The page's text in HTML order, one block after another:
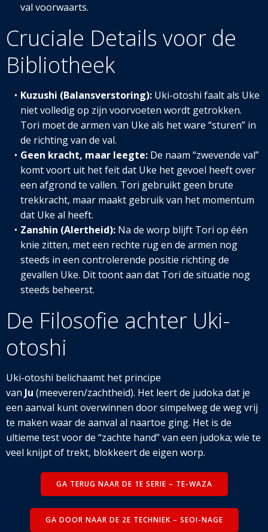
val voorwaarts.
Cruciale Details voor de
Bibliotheek
Kuzushi (Balansverstoring):Uki-otoshi faalt als Uke
niet volledig op zijn voorvoeten wordt getrokken.
Tori moet de armen van Uke als het ware “sturen” in
de richting van de val.
Geen kracht, maar leegte:De naam “zwevende val”
komt voort uit het feit dat Uke het gevoel heeft over
een afgrond te vallen. Tori gebruikt geen brute
trekkracht, maar maakt gebruik van het momentum
dat Uke al heeft.
Zanshin (Alertheid):Na de worp blijft Tori op één
knie zitten, met een rechte rug en de armen nog
steeds in een controlerende positie richting de
gevallen Uke. Dit toont aan dat Tori de situatie nog
steeds beheerst.
De Filosofie achter Uki-
otoshi
Uki-otoshi belichaamt het principe
van Ju (meeveren/zachtheid). Het leert de judoka dat je
een aanval kunt overwinnen door simpelweg de weg vrij
te maken waar de aanval al naartoe ging. Het is de
ultieme test voor de “zachte hand” van een judoka; wie te
veel knijpt of trekt, blokkeert de eigen worp.
GA TERUG NAAR DE 1E SERIE – TE-WAZA
GA DOOR NAAR DE 2E TECHNIEK – SEOI-NAGE